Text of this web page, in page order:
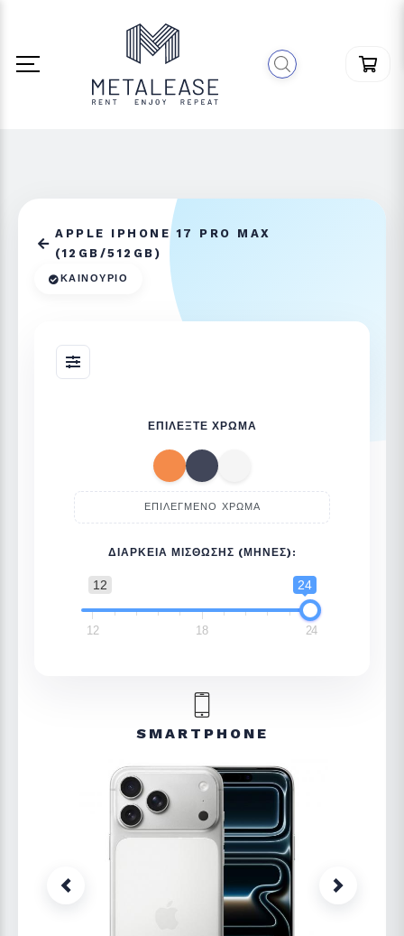
APPLE IPHONE 17 PRO MAX
(12GB/512GB)
ΚΑΙΝΟΎΡΙΟ
ΕΠΙΛΈΞΤΕ ΧΡΏΜΑ
ΕΠΙΛΕΓΜΈΝΟ ΧΡΏΜΑ
ΔΙΆΡΚΕΙΑ ΜΊΣΘΩΣΗΣ (ΜΉΝΕΣ):
12 24
12 18 24
SMARTPHONE
Previous Next